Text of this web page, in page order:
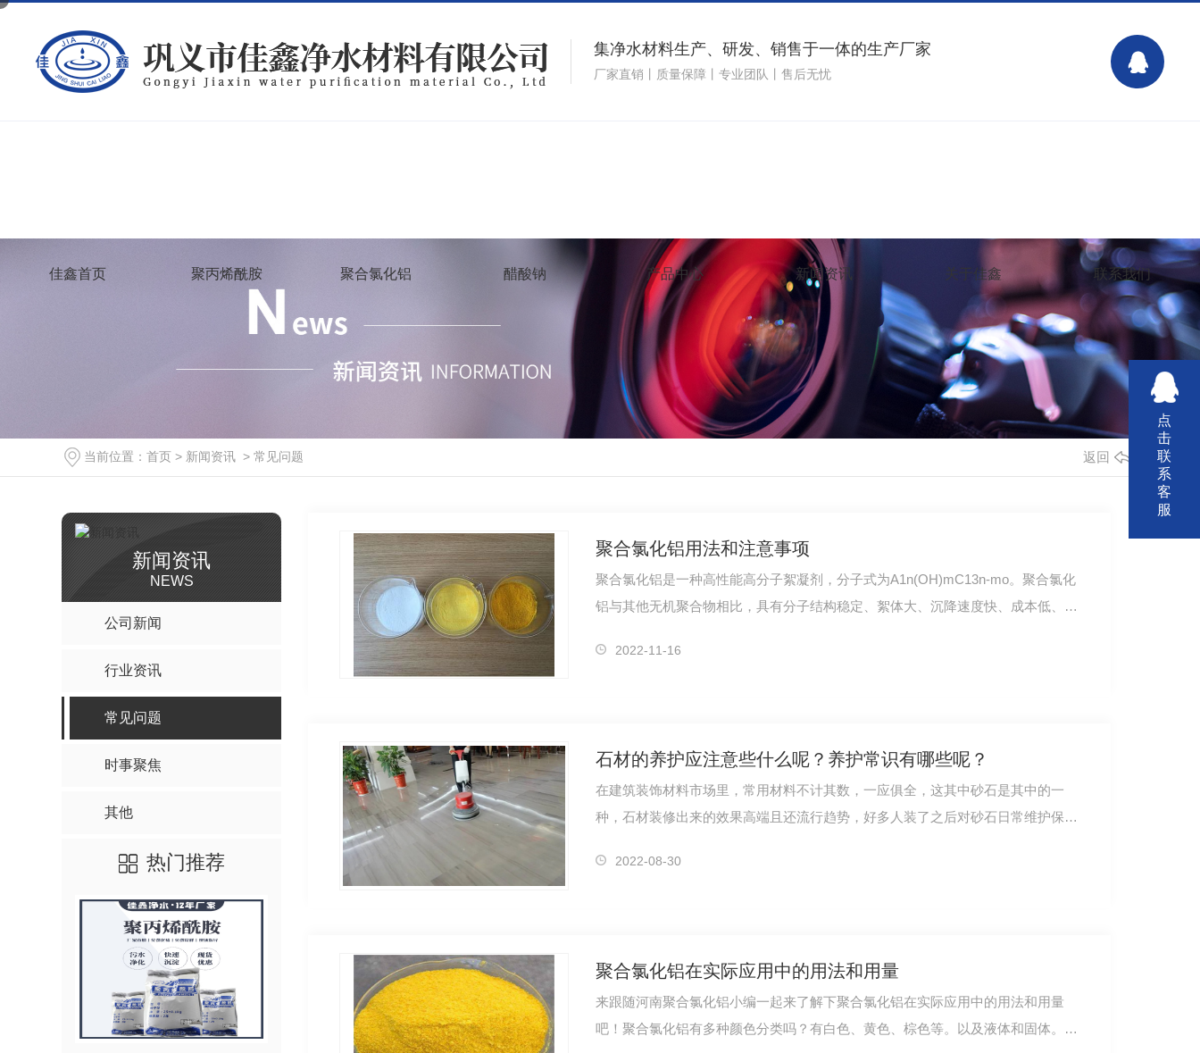
集净水材料生产、研发、销售于一体的生产厂家
厂家直销丨质量保障丨专业团队丨售后无忧
佳鑫首页 聚丙烯酰胺 聚合氯化铝 醋酸钠 产品中心 新闻资讯 关于佳鑫 联系我们
当前位置： 首页 > 新闻资讯 > 常见问题 返回
新闻资讯
NEWS
公司新闻
行业资讯
常见问题
时事聚焦
其他
热门推荐
聚合氯化铝用法和注意事项
聚合氯化铝是一种高性能高分子絮凝剂，分子式为A1n(OH)mC13n-mo。聚合氯化
铝与其他无机聚合物相比，具有分子结构稳定、絮体大、沉降速度快、成本低、混
2022-11-16
石材的养护应注意些什么呢？养护常识有哪些呢？
在建筑装饰材料市场里，常用材料不计其数，一应俱全，这其中砂石是其中的一
种，石材装修出来的效果高端且还流行趋势，好多人装了之后对砂石日常维护保养
2022-08-30
聚合氯化铝在实际应用中的用法和用量
来跟随河南聚合氯化铝小编一起来了解下聚合氯化铝在实际应用中的用法和用量
吧！聚合氯化铝有多种颜色分类吗？有白色、黄色、棕色等。以及液体和固体。不
点
击
联
系
客
服